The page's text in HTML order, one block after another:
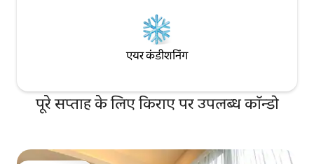
एयर कंडीशनिंग
पूरे सप्ताह के लिए किराए पर उपलब्ध कॉन्डो